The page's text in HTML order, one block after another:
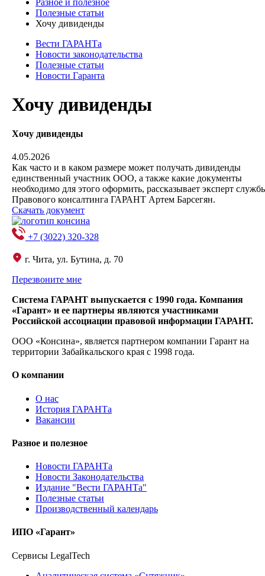
Разное и полезное
Полезные статьи
Хочу дивиденды
Вести ГАРАНТа
Новости законодательства
Полезные статьи
Новости Гаранта
Хочу дивиденды
Хочу дивиденды
4.05.2026
Как часто и в каком размере может получать дивиденды
единственный участник ООО, а также какие документы
необходимо для этого оформить, рассказывает эксперт
Правового консалтинга ГАРАНТ Артем Барсегян.
Скачать документ
+7 (3022) 320-328
г. Чита, ул. Бутина, д. 70
Перезвоните мне
Система ГАРАНТ выпускается с 1990 года. Компания
«Гарант» и ее партнеры являются участниками
Российской ассоциации правовой информации ГАРАНТ.
ООО «Консина», является партнером компании Гарант на
территории Забайкальского края с 1998 года.
О компании
О нас
История ГАРАНТа
Вакансии
Разное и полезное
Новости ГАРАНТа
Новости Законодательства
Издание "Вести ГАРАНТа"
Полезные статьи
Производственный календарь
ИПО «Гарант»
Сервисы LegalTech